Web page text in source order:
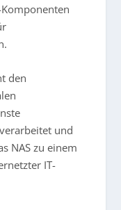
den
und
NAS zu einem
IT-